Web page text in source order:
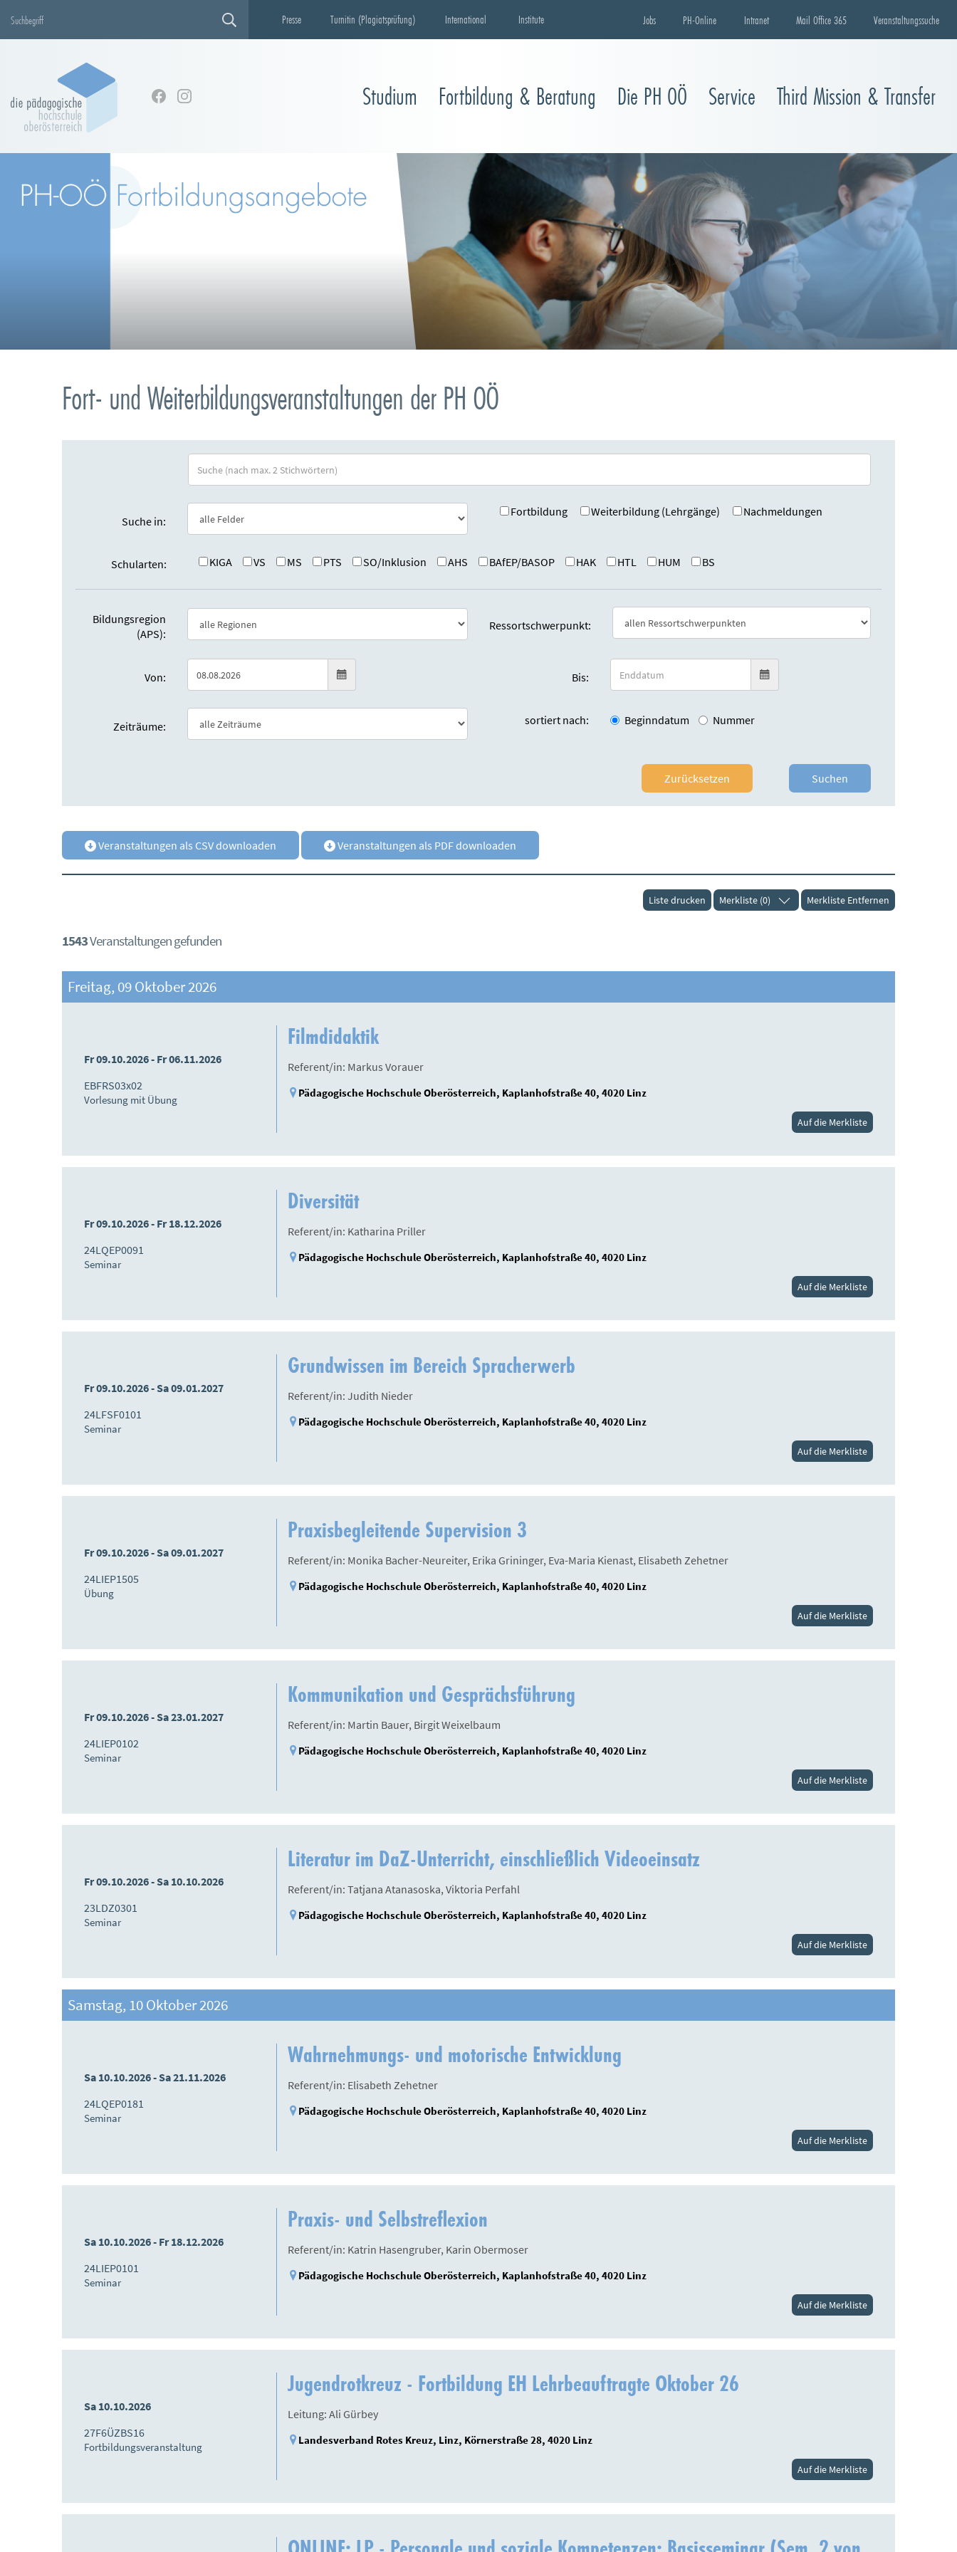
Presse Turnitin (Plagiatsprüfung) International Institute Jobs PH-Online Intranet Mail Office 365 Veranstaltungssuche
Studium Fortbildung & Beratung Die PH OÖ Service Third Mission & Transfer
Fort- und Weiterbildungsveranstaltungen der PH OÖ
Suche in:
Fortbildung Weiterbildung (Lehrgänge) Nachmeldungen
Schularten: KIGA VS MS PTS SO/Inklusion AHS BAfEP/BASOP HAK HTL HUM BS
Bildungsregion
(APS):
Ressortschwerpunkt:
Von: Bis:
Zeiträume: sortiert nach: Beginndatum Nummer
Zurücksetzen Suchen
Veranstaltungen als CSV downloaden Veranstaltungen als PDF downloaden
Liste drucken Merkliste (0) Merkliste Entfernen
1543Veranstaltungen gefunden
Freitag, 09 Oktober 2026
Fr 09.10.2026 - Fr 06.11.2026
EBFRS03x02
Vorlesung mit Übung
Filmdidaktik
Referent/in: Markus Vorauer
Pädagogische Hochschule Oberösterreich, Kaplanhofstraße 40, 4020 Linz
Auf die Merkliste
Fr 09.10.2026 - Fr 18.12.2026
24LQEP0091
Seminar
Diversität
Referent/in: Katharina Priller
Pädagogische Hochschule Oberösterreich, Kaplanhofstraße 40, 4020 Linz
Auf die Merkliste
Fr 09.10.2026 - Sa 09.01.2027
24LFSF0101
Seminar
Grundwissen im Bereich Spracherwerb
Referent/in: Judith Nieder
Pädagogische Hochschule Oberösterreich, Kaplanhofstraße 40, 4020 Linz
Auf die Merkliste
Fr 09.10.2026 - Sa 09.01.2027
24LIEP1505
Übung
Praxisbegleitende Supervision 3
Referent/in: Monika Bacher-Neureiter, Erika Grininger, Eva-Maria Kienast, Elisabeth Zehetner
Pädagogische Hochschule Oberösterreich, Kaplanhofstraße 40, 4020 Linz
Auf die Merkliste
Fr 09.10.2026 - Sa 23.01.2027
24LIEP0102
Seminar
Kommunikation und Gesprächsführung
Referent/in: Martin Bauer, Birgit Weixelbaum
Pädagogische Hochschule Oberösterreich, Kaplanhofstraße 40, 4020 Linz
Auf die Merkliste
Fr 09.10.2026 - Sa 10.10.2026
23LDZ0301
Seminar
Literatur im DaZ-Unterricht, einschließlich Videoeinsatz
Referent/in: Tatjana Atanasoska, Viktoria Perfahl
Pädagogische Hochschule Oberösterreich, Kaplanhofstraße 40, 4020 Linz
Auf die Merkliste
Samstag, 10 Oktober 2026
Sa 10.10.2026 - Sa 21.11.2026
24LQEP0181
Seminar
Wahrnehmungs- und motorische Entwicklung
Referent/in: Elisabeth Zehetner
Pädagogische Hochschule Oberösterreich, Kaplanhofstraße 40, 4020 Linz
Auf die Merkliste
Sa 10.10.2026 - Fr 18.12.2026
24LIEP0101
Seminar
Praxis- und Selbstreflexion
Referent/in: Katrin Hasengruber, Karin Obermoser
Pädagogische Hochschule Oberösterreich, Kaplanhofstraße 40, 4020 Linz
Auf die Merkliste
Sa 10.10.2026
27F6ÜZBS16
Fortbildungsveranstaltung
Jugendrotkreuz - Fortbildung EH Lehrbeauftragte Oktober 26
Leitung: Ali Gürbey
Landesverband Rotes Kreuz, Linz, Körnerstraße 28, 4020 Linz
Auf die Merkliste